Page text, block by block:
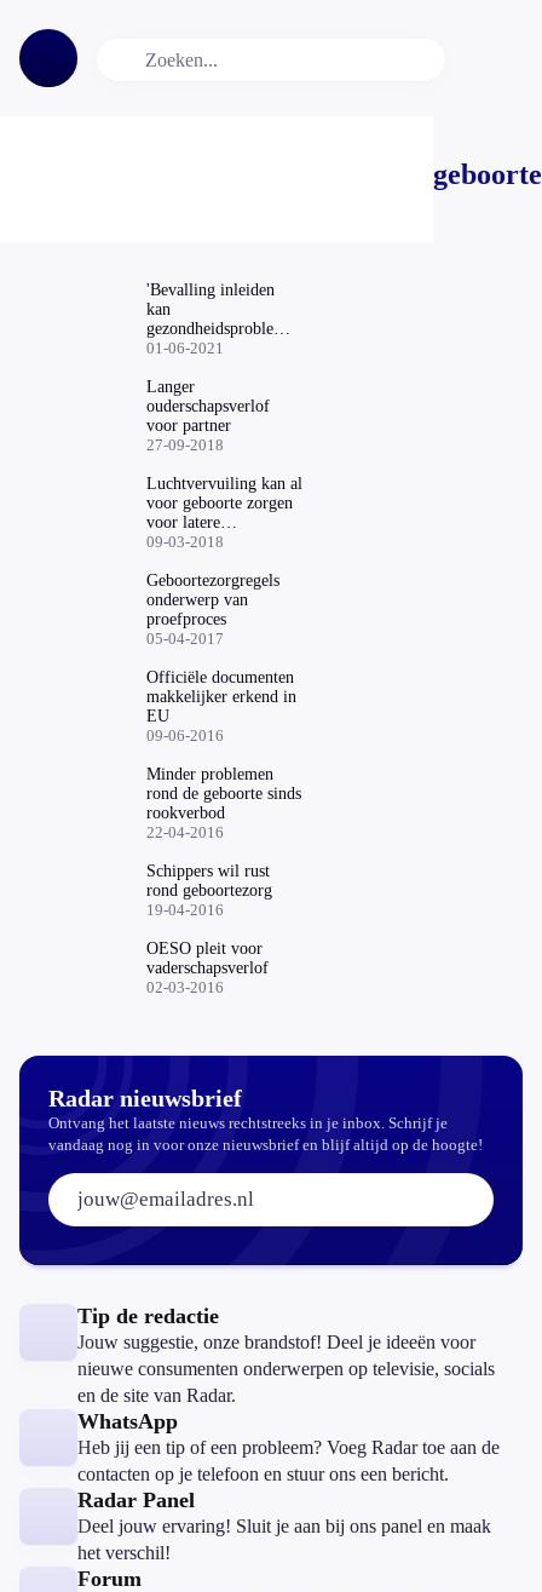
geboorte
'Bevalling inleiden
kan
gezondheidsproblemen
kind opleveren'
01-06-2021
Langer
ouderschapsverlof
voor partner
27-09-2018
Luchtvervuiling kan al
voor geboorte zorgen
voor latere
gedragsproblemen
09-03-2018
Geboortezorgregels
onderwerp van
proefproces
05-04-2017
Officiële documenten
makkelijker erkend in
EU
09-06-2016
Minder problemen
rond de geboorte sinds
rookverbod
22-04-2016
Schippers wil rust
rond geboortezorg
19-04-2016
OESO pleit voor
vaderschapsverlof
02-03-2016
Radar nieuwsbrief
Ontvang het laatste nieuws rechtstreeks in je inbox. Schrijf je
vandaag nog in voor onze nieuwsbrief en blijf altijd op de hoogte!
E-mailadres:
Tip de redactie
Jouw suggestie, onze brandstof! Deel je ideeën voor
nieuwe consumenten onderwerpen op televisie, socials
en de site van Radar.
WhatsApp
Heb jij een tip of een probleem? Voeg Radar toe aan de
contacten op je telefoon en stuur ons een bericht.
Radar Panel
Deel jouw ervaring! Sluit je aan bij ons panel en maak
het verschil!
Forum